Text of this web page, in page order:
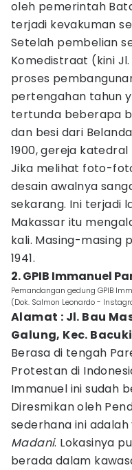
oleh pemerintah
terjadi kevakuman
Setelah pembelian
Komedistraat (kini
proses
pertengahan tahun
tertunda beberapa
dan besi dari
1900, gereja
Jika melihat foto-
desain awalnya
sekarang. Ini terjadi
Makassar itu
kali. Masing-masing
1941.
2. GPIB Immanuel
Pemandangan gedung GPIB
(Dok. Salmon Leonardo -
Alamat : Jl. Bau
Galung, Kec.
Berasa di tengah
Protestan di
Immanuel ini sudah
Diresmikan oleh
sederhana ini
Madani. Lokasinya
berada dalam